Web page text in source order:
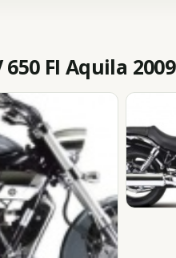
FI Aquila 2009